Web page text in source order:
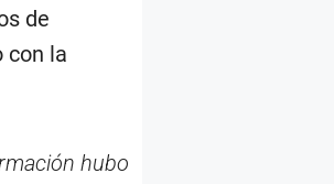
de
con la
hubo